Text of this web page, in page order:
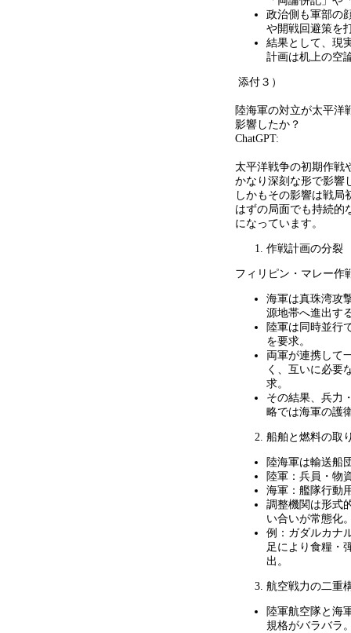
政治側も軍部の
や開戦回避策を
結果として、現
計画は机上の空
添付３）
陸海軍の対立が太平洋
影響したか？
ChatGPT:
太平洋戦争の初期作戦
かなり深刻な形で影響
しかもその影響は戦局
はずの局面でも持続的
になっています。
作戦計画の分裂
フィリピン・マレー作
海軍は真珠湾攻
源地帯へ進出す
陸軍は同時並行
を要求。
両軍が連携して
く、互いに必要
求。
その結果、兵力
略では海軍の護
船舶と燃料の取
陸海軍は輸送船
陸軍：兵員・物
海軍：艦隊行動
調整機関は形式
い合いが常態化
例：ガダルカナ
足により食糧・
出。
航空戦力の二重
陸軍航空隊と海
規格がバラバラ